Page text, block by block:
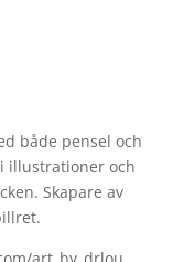
både pensel och
illustrationer och
Skapare av
art_by_drlou